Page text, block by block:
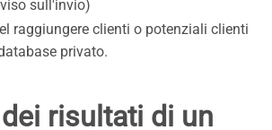
sull'invio)
raggiungere clienti o potenziali clienti
privato.
risultati di un